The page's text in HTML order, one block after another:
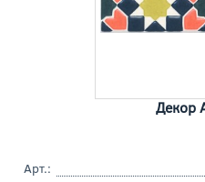
Декор
Арт.: